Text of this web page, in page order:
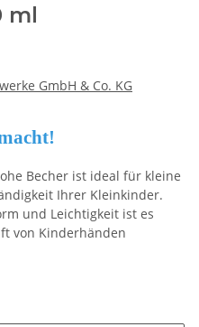
ml
GmbH & Co. KG
Becher ist ideal für kleine
Ihrer Kleinkinder.
und Leichtigkeit ist es
von Kinderhänden